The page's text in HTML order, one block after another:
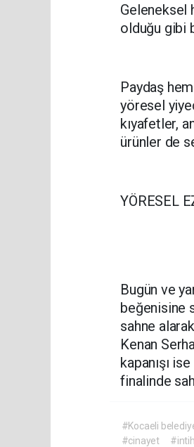
Geleneksel
olduğu gibi
Paydaş
yöresel
kıyafetler,
ürünler de
YÖRESEL
Bugün ve
beğenisine
sahne
Kenan
kapanışı
finalinde
#Kocaeli
#cinayet